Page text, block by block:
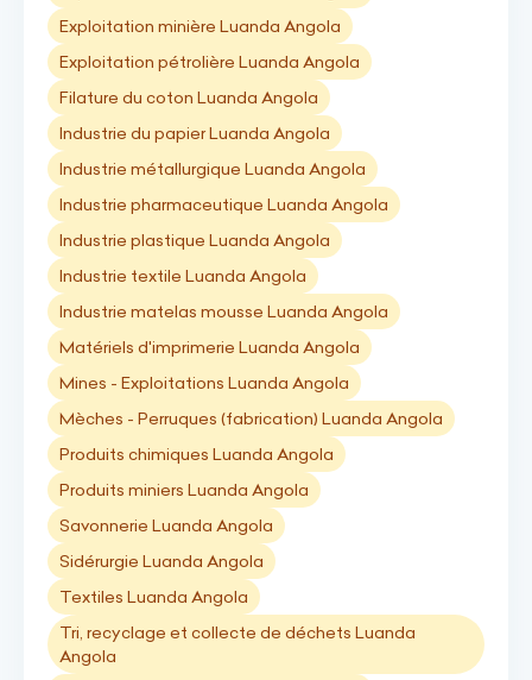
Exploitation minière Luanda Angola
Exploitation pétrolière Luanda Angola
Filature du coton Luanda Angola
Industrie du papier Luanda Angola
Industrie métallurgique Luanda Angola
Industrie pharmaceutique Luanda Angola
Industrie plastique Luanda Angola
Industrie textile Luanda Angola
Industrie matelas mousse Luanda Angola
Matériels d'imprimerie Luanda Angola
Mines - Exploitations Luanda Angola
Mèches - Perruques (fabrication) Luanda Angola
Produits chimiques Luanda Angola
Produits miniers Luanda Angola
Savonnerie Luanda Angola
Sidérurgie Luanda Angola
Textiles Luanda Angola
Tri, recyclage et collecte de déchets Luanda
Angola